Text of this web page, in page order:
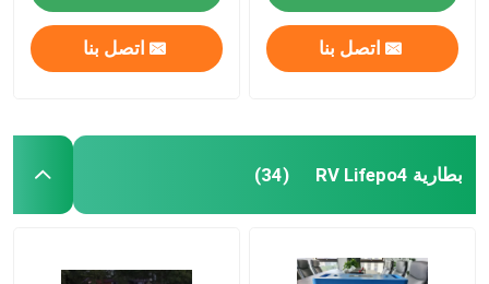
اتصل بنا اتصل بنا
بطارية RV Lifepo4 (34)